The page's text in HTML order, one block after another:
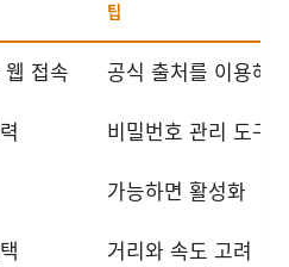
팁
웹 접속 공식 출처를 이용해
비밀번호 관리 도구
가능하면 활성화
거리와 속도 고려